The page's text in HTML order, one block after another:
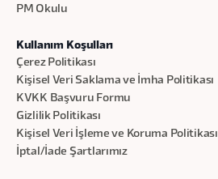
PM Okulu
Kullanım Koşulları
Çerez Politikası
Kişisel Veri Saklama ve İmha Politikası
KVKK Başvuru Formu
Gizlilik Politikası
Kişisel Veri İşleme ve Koruma Politikası
İptal/İade Şartlarımız